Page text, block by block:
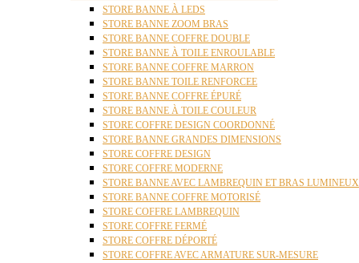
STORE BANNE À LEDS
STORE BANNE ZOOM BRAS
STORE BANNE COFFRE DOUBLE
STORE BANNE À TOILE ENROULABLE
STORE BANNE COFFRE MARRON
STORE BANNE TOILE RENFORCEE
STORE BANNE COFFRE ÉPURÉ
STORE BANNE À TOILE COULEUR
STORE COFFRE DESIGN COORDONNÉ
STORE BANNE GRANDES DIMENSIONS
STORE COFFRE DESIGN
STORE COFFRE MODERNE
STORE BANNE AVEC LAMBREQUIN ET BRAS LUMINEUX
STORE BANNE COFFRE MOTORISÉ
STORE COFFRE LAMBREQUIN
STORE COFFRE FERMÉ
STORE COFFRE DÉPORTÉ
STORE COFFRE AVEC ARMATURE SUR-MESURE